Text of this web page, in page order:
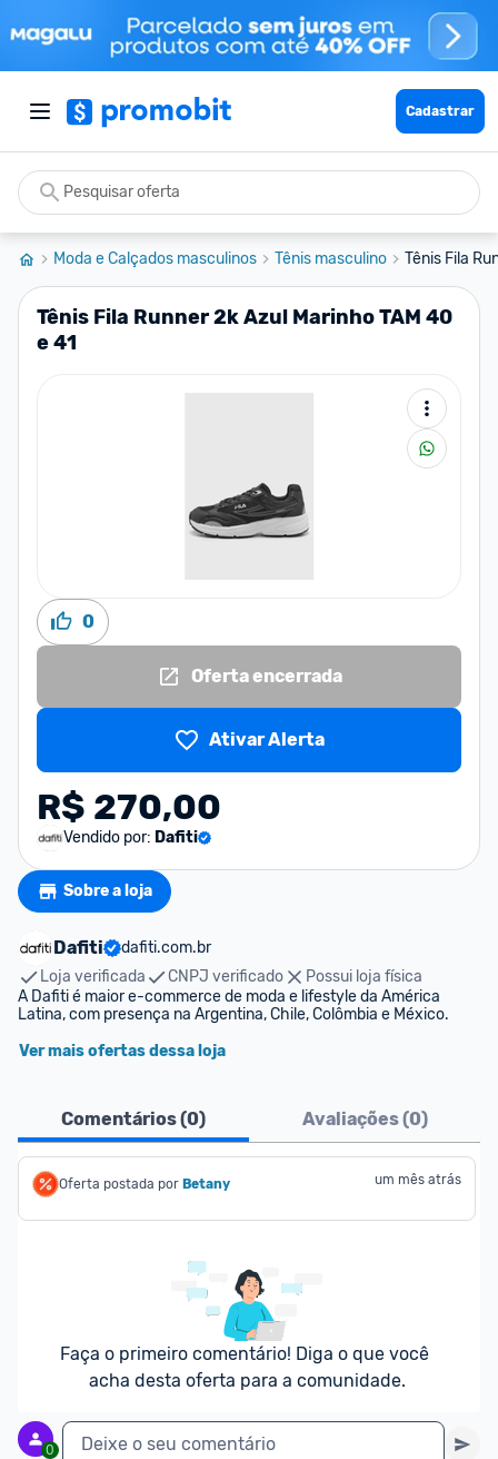
Cadastrar
Moda e Calçados masculinos Tênis masculino Tênis Fila
Tênis Fila Runner 2k Azul Marinho TAM 40
e 41
0
Oferta encerrada
Ativar Alerta
R$ 270,00
Vendido por: Dafiti
Sobre a loja
Dafiti
dafiti.com.br
Loja verificada
CNPJ verificado
Possui loja física
A Dafiti é maior e-commerce de moda e lifestyle da América
Latina, com presença na Argentina, Chile, Colômbia e México.
Ver mais ofertas dessa loja
Comentários (0) Avaliações (0)
Oferta postada por Betany um mês atrás
Faça o primeiro comentário! Diga o que você
acha desta oferta para a comunidade.
0 Deixe o seu comentário